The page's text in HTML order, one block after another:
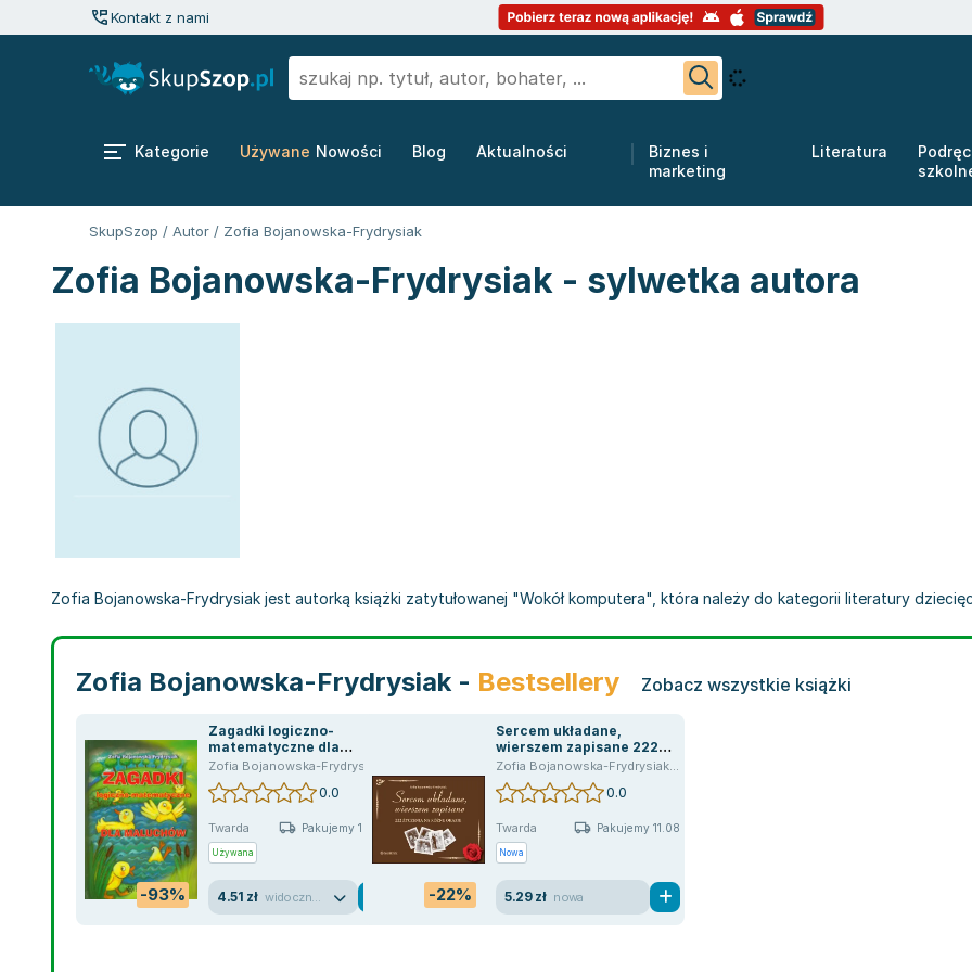
Kontakt z nami
Kategorie Używane Nowości Blog Aktualności
Biznes i
marketing
Literatura
SkupSzop / Autor / Zofia Bojanowska-Frydrysiak
Zofia Bojanowska-Frydrysiak - sylwetka autora
Zofia Bojanowska-Frydrysiak jest autorką książki zatytułowanej "Wokół komputera", która należy do kategorii literatury
Zofia Bojanowska-Frydrysiak - Bestsellery Zobacz wszystkie książki
-93%
Zagadki logiczno-
matematyczne dla
maluchów
Zofia Bojanowska-Frydrysiak
0.0
Twarda Pakujemy 10.08
Używana
4.51 zł -22%
Sercem układane,
wierszem zapisane 222
życzenia na różne okazjeZofia Bojanowska-Frydrysiak
,Inna marka
0.0
Twarda Pakujemy 11.08
Nowa
5.29 zł nowa